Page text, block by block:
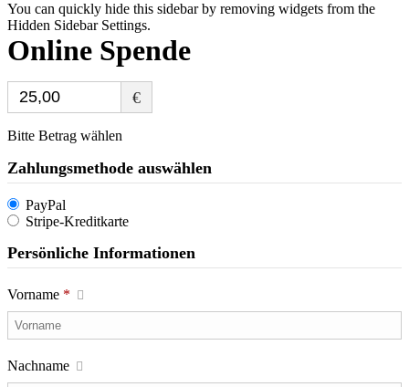
You can quickly hide this sidebar by removing widgets from the
Hidden Sidebar Settings.
Online Spende
€
Bitte Betrag wählen
Zahlungsmethode auswählen
PayPal
Stripe-Kreditkarte
Persönliche Informationen
Vorname *
Nachname